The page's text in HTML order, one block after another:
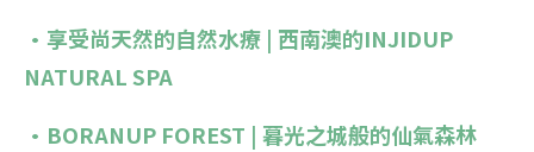
•享受尚天然的自然水療 | 西南澳的INJIDUP
NATURAL SPA
•BORANUP FOREST | 暮光之城般的仙氣森林